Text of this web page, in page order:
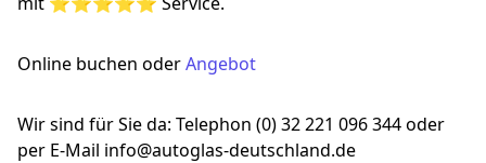
Online buchen oderAngebot
Wir sind für Sie da: Telephon (0) 32 221 096 344 oder
per E-Mail info@autoglas-deutschland.de